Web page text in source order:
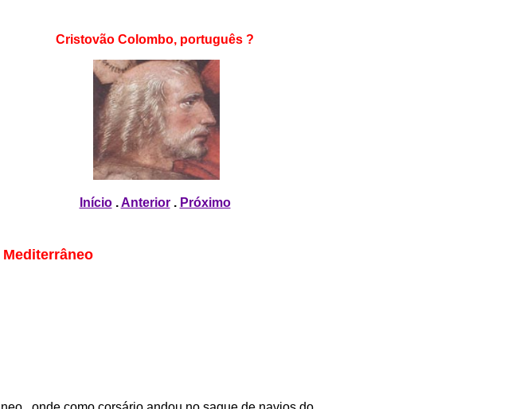
Cristovão Colombo, português ?
Início.Anterior. Próximo